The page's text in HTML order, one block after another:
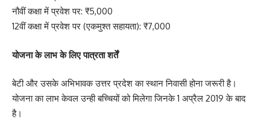
नौवीं कक्षा में प्रवेश पर: ₹5,000
12वीं कक्षा में प्रवेश पर (एकमुश्त सहायता): ₹7,000
योजना के लाभ के लिए पात्रता शर्तें
बेटी और उसके अभिभावक उत्तर प्रदेश का स्थान निवासी होना जरूरी है।
योजना का लाभ केवल उन्ही बच्चियों को मिलेगा जिनके 1 अप्रैल 2019 के बाद
है।